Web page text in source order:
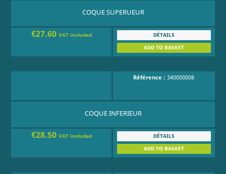
COQUE SUPERUEUR
€27.60 VAT included
DÉTAILS
ADD TO BASKET
Référence :340000008
COQUE INFERIEUR
€28.50 VAT included
DÉTAILS
ADD TO BASKET